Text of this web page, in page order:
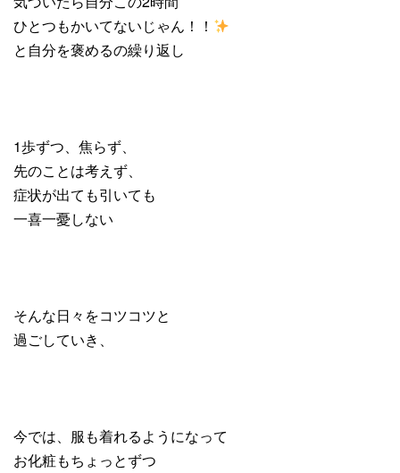
ひとつもかいてないじゃん！！
と自分を褒めるの繰り返し
1歩ずつ、焦らず、
先のことは考えず、
症状が出ても引いても
一喜一憂しない
そんな日々をコツコツと
過ごしていき、
今では、服も着れるようになって
お化粧もちょっとずつ